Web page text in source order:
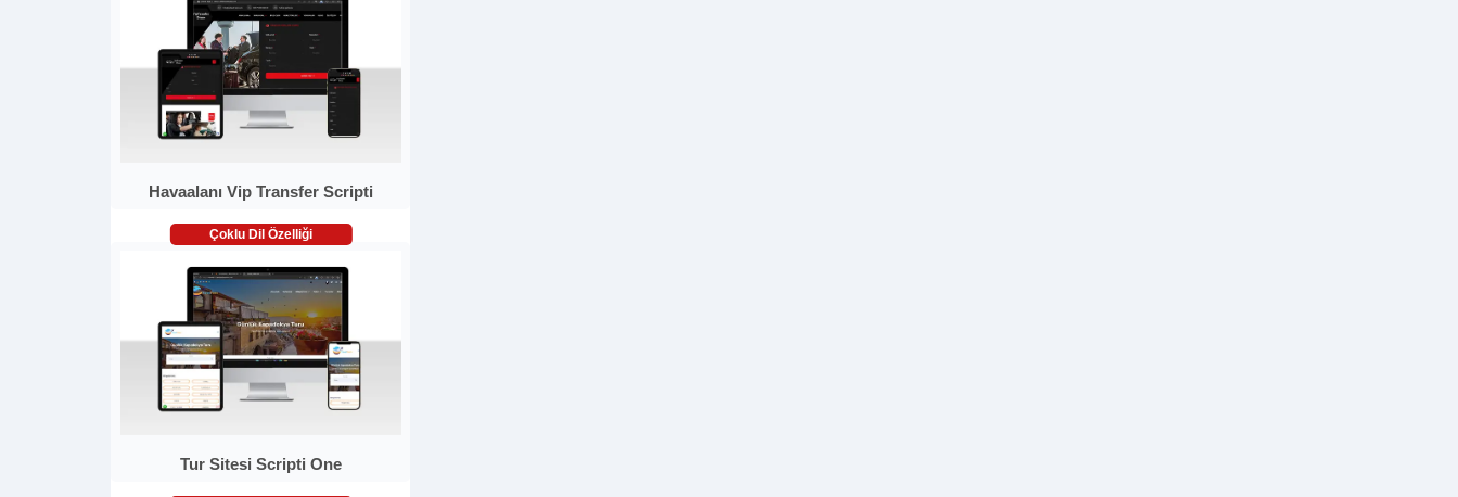
Havaalanı Vip Transfer Scripti
Çoklu Dil Özelliği
Tur Sitesi Scripti One